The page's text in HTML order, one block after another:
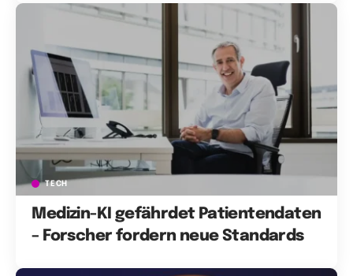
TECH
Medizin-KI gefährdet Patientendaten
– Forscher fordern neue Standards